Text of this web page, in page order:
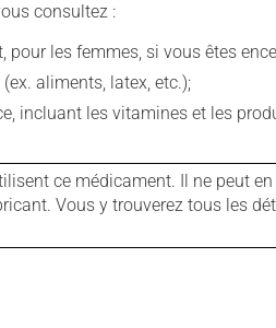
consultez :
les femmes, si vous êtes
aliments, latex, etc.);
incluant les vitamines et les
ce médicament. Il ne peut
Vous y trouverez tous les